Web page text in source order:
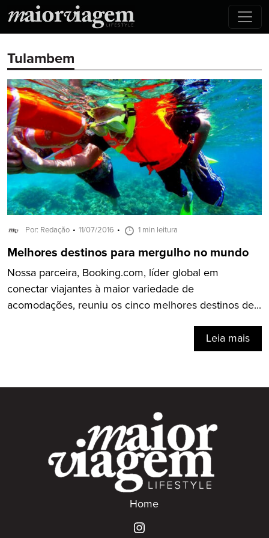
Tulambem
Por: Redação 11/07/2016 1 min leitura
Melhores destinos para mergulho no mundo
Nossa parceira, Booking.com, líder global em
conectar viajantes à maior variedade de
acomodações, reuniu os cinco melhores destinos de...
Leia mais
Home